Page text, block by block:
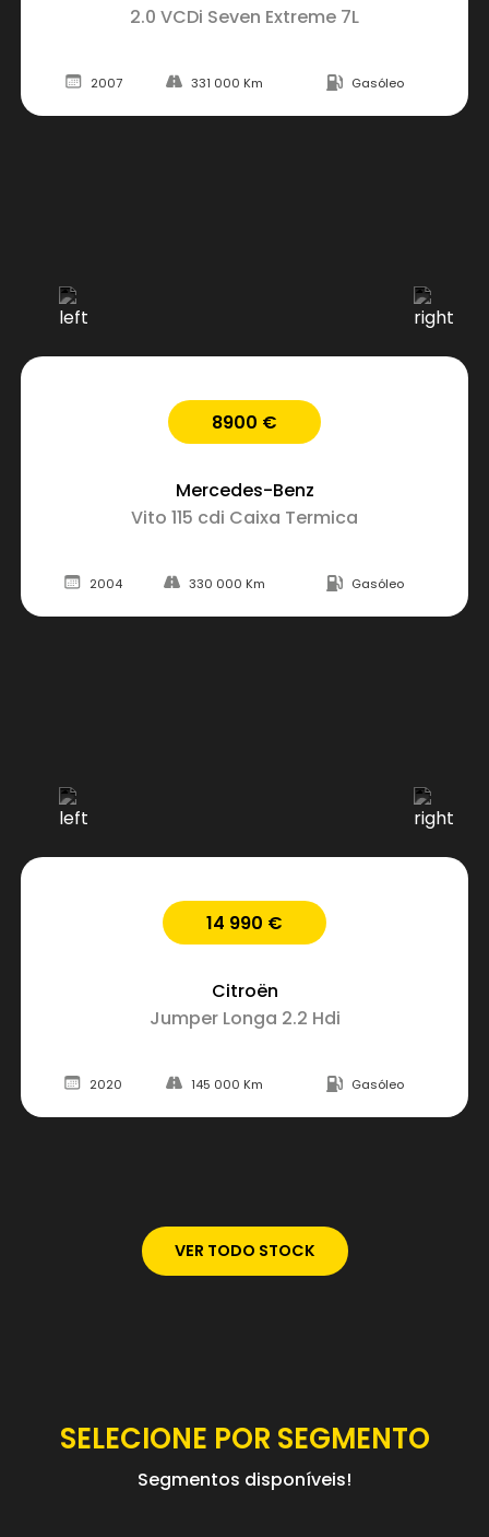
2.0 VCDi Seven Extreme 7L
2007 331 000 Km Gasóleo
8900 €
Mercedes-Benz
Vito 115 cdi Caixa Termica
2004 330 000 Km Gasóleo
14 990 €
Citroën
Jumper Longa 2.2 Hdi
2020 145 000 Km Gasóleo
VER TODO STOCK
SELECIONE POR SEGMENTO
Segmentos disponíveis!